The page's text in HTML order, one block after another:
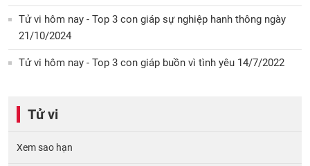
Tử vi hôm nay - Top 3 con giáp sự nghiệp hanh thông ngày
21/10/2024
Tử vi hôm nay - Top 3 con giáp buồn vì tình yêu 14/7/2022
Tử vi
Xem sao hạn